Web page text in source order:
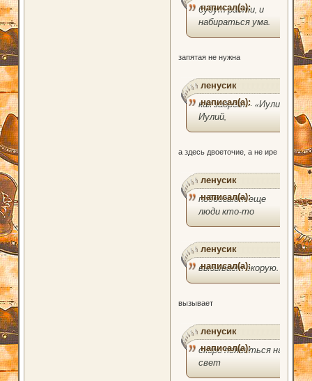
написал(а):
будут расти, и
набираться ума.
запятая не нужна
ленусик
написал(а):
как заорет – «Иулий,
Иулий,
а здесь двоеточие, а не ире
ленусик
написал(а):
подбегают еще
люди кто-то
ленусик
написал(а):
вызывает скорую.
вызывает
ленусик
написал(а):
скоро появиться на
свет